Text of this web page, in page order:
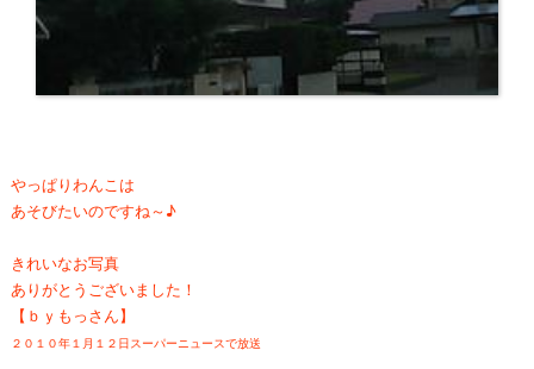
やっぱりわんこは
あそびたいのですね～♪
きれいなお写真
ありがとうございました！
【ｂｙもっさん】
２０１０年１月１２日スーパーニュースで放送